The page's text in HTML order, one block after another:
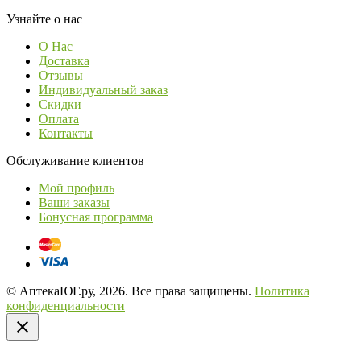
Узнайте о нас
О Нас
Доставка
Отзывы
Индивидуальный заказ
Скидки
Оплата
Контакты
Обслуживание клиентов
Мой профиль
Ваши заказы
Бонусная программа
© АптекаЮГ.ру, 2026. Все права защищены. Политика
конфиденциальности